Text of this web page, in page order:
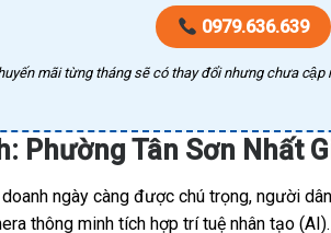
0979.636.639
mãi từng tháng sẽ có thay đổi nhưng chưa
Phường Tân Sơn Nhất
ngày càng được chú trọng, người
thông minh tích hợp trí tuệ nhân tạo (AI).